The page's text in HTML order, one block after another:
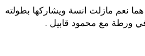
نعم مازلت انسة ويشاركها بطولته
ورطة مع محمود قابيل .
وصفات أكلات عيد راس السنة الميلادية
والميلاد المجيد الكريسما...